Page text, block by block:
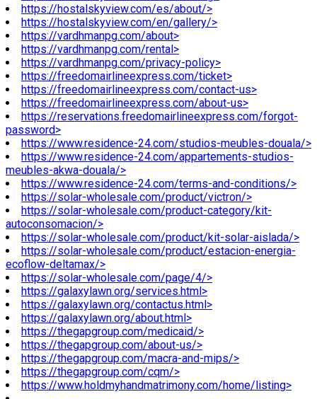
https://hostalskyview.com/es/about/>
https://hostalskyview.com/en/gallery/>
https://vardhmanpg.com/about>
https://vardhmanpg.com/rental>
https://vardhmanpg.com/privacy-policy>
https://freedomairlineexpress.com/ticket>
https://freedomairlineexpress.com/contact-us>
https://freedomairlineexpress.com/about-us>
https://reservations.freedomairlineexpress.com/forgot-
password>
https://www.residence-24.com/studios-meubles-douala/>
https://www.residence-24.com/appartements-studios-
meubles-akwa-douala/>
https://www.residence-24.com/terms-and-conditions/>
https://solar-wholesale.com/product/victron/>
https://solar-wholesale.com/product-category/kit-
autoconsomacion/>
https://solar-wholesale.com/product/kit-solar-aislada/>
https://solar-wholesale.com/product/estacion-energia-
ecoflow-deltamax/>
https://solar-wholesale.com/page/4/>
https://galaxylawn.org/services.html>
https://galaxylawn.org/contactus.html>
https://galaxylawn.org/about.html>
https://thegapgroup.com/medicaid/>
https://thegapgroup.com/about-us/>
https://thegapgroup.com/macra-and-mips/>
https://thegapgroup.com/cqm/>
https://www.holdmyhandmatrimony.com/home/listing>